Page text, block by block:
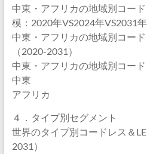
中東・アフリカの地域別コー
模：2020年VS2024年VS2031年
中東・アフリカの地域別コー
（2020-2031）
中東・アフリカの地域別コー
中東
アフリカ
４．タイプ別セグメント
世界のタイプ別コードレス＆
2031）